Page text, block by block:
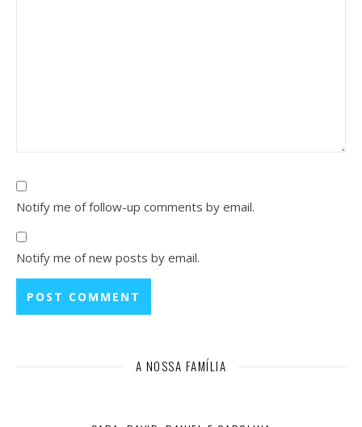
Notify me of follow-up comments by email.
Notify me of new posts by email.
A NOSSA FAMÍLIA